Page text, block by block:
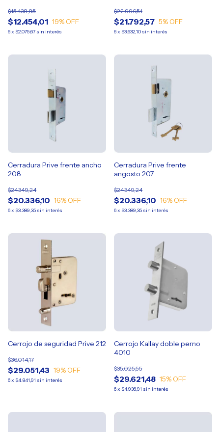
$12.454,01
$15.438,85
19% OFF
6x $2.075,67 sin interés
$21.792,57
$22.996,51
5% OFF
6x $3.632,10 sin interés
Cerradura Prive frente ancho
208
$20.336,10
$24.349,24
16% OFF
6x $3.389,35 sin interés
Cerradura Prive frente
angosto 207
$20.336,10
$24.349,24
16% OFF
6x $3.389,35 sin interés
Cerrojo de seguridad Prive 212
$29.051,43
$36.014,17
19% OFF
6x $4.841,91 sin interés
Cerrojo Kallay doble perno
4010
$29.621,48
$35.025,55
15% OFF
6x $4.936,91 sin interés